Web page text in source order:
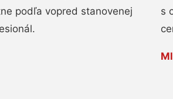
podľa vopred stanovenej
s